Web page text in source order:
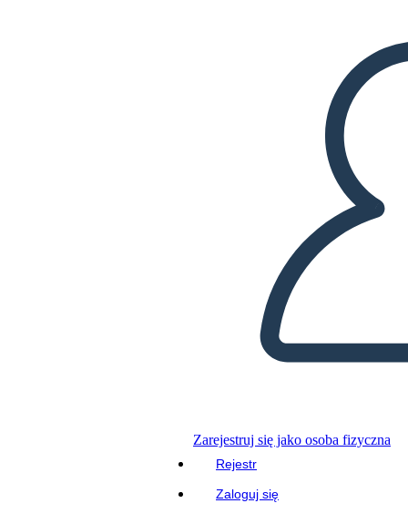
Zarejestruj się jako osoba fizyczna
Rejestr
Zaloguj się
ODTWARZANIE POKAZU SLAJDÓW